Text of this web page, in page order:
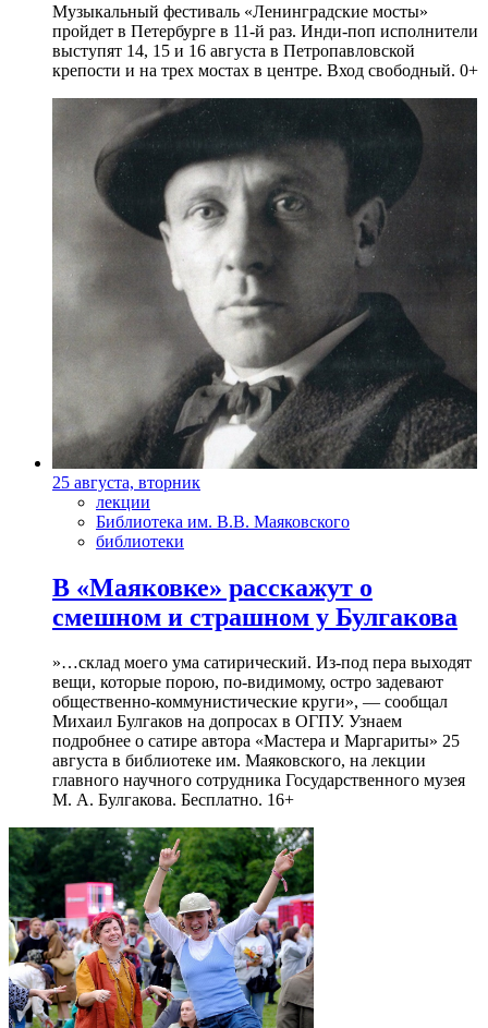
Музыкальный фестиваль «Ленинградские мосты»
пройдет в Петербурге в 11-й раз. Инди-поп исполнители
выступят 14, 15 и 16 августа в Петропавловской
крепости и на трех мостах в центре. Вход свободный. 0+
25 августа, вторник
лекции
Библиотека им. В.В. Маяковского
библиотеки
В «Маяковке» расскажут о
смешном и страшном у Булгакова
»…склад моего ума сатирический. Из-под пера выходят
вещи, которые порою, по-видимому, остро задевают
общественно-коммунистические круги», — сообщал
Михаил Булгаков на допросах в ОГПУ. Узнаем
подробнее о сатире автора «Мастера и Маргариты» 25
августа в библиотеке им. Маяковского, на лекции
главного научного сотрудника Государственного музея
М. А. Булгакова. Бесплатно. 16+